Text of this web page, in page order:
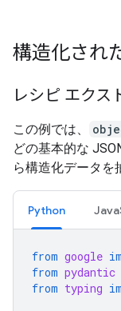
構造化され
レシピ エクス
この例では、
どの基本的な
ら構造化データを
Python
from google
from pydantic
from typing